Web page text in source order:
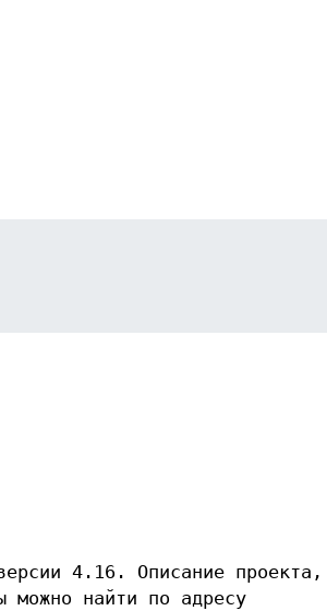
4.16. Описание проекта,
можно найти по адресу